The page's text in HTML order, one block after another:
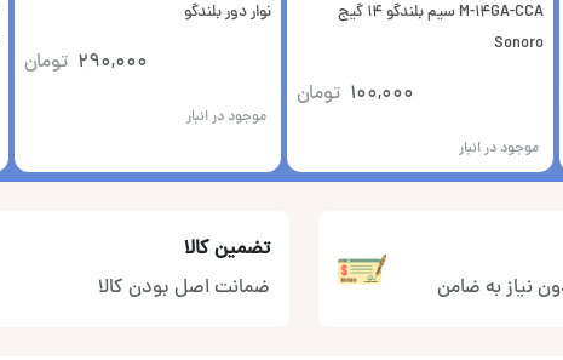
M-14GA-CCA سیم بلندگو 14 گیج
Sonoro
100,000 تومان
موجود در انبار
نوار دور بلندگو
290,000 تومان
موجود در انبار
نیاز به ضامن
تضمین کالا
ضمانت اصل بودن کالا